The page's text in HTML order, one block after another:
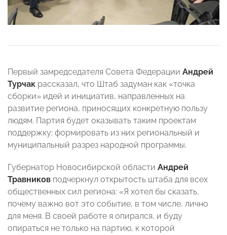
Первый замредседателя Совета Федерации Андрей
Турчак рассказал, что Штаб задуман как «точка
сборки» идей и инициатив, направленных на
развитие региона, приносящих конкретную пользу
людям. Партия будет оказывать таким проектам
поддержку: формировать из них региональный и
муниципальный разрез народной программы.
Губернатор Новосибирской области Андрей
Травников подчеркнул открытость штаба для всех
общественных сил региона: «Я хотел бы сказать,
почему важно вот это событие, в том числе, лично
для меня. В своей работе я опирался, и буду
опираться не только на партию, к которой